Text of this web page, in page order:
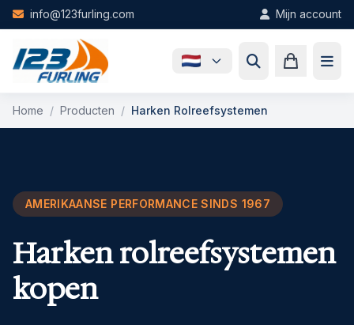
Skip to main content
info@123furling.com Mijn account
Home / Producten / Harken Rolreefsystemen
AMERIKAANSE PERFORMANCE SINDS 1967
Harken rolreefsystemen
kopen